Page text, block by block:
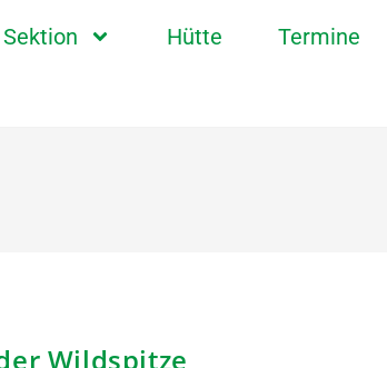
Sektion Hütte Termine
Wildspitze